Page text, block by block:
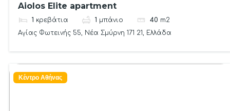
Aiolos Elite apartment
1 κρεβάτια 1 μπάνιο 40 m2
Αγίας Φωτεινής 55, Νέα Σμύρνη 171 21, Ελλάδα
Κέντρο Αθήνας